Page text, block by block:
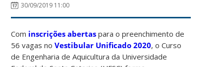
30/09/2019 11:00
Com inscrições abertas para o preenchimento de
56 vagas noVestibular Unificado 2020, o Curso
de Engenharia de Aquicultura da Universidade